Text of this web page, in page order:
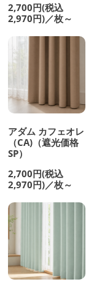
2,700円(税込
2,970円)／枚～
アダム カフェオレ
（CA)（遮光価格
SP）
2,700円(税込
2,970円)／枚～